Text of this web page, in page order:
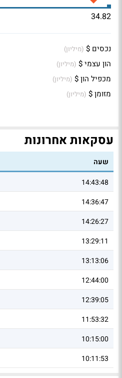
34.82
נכסים $ (מיליון)
הון עצמי $ (מיליון)
מכפיל הון $ (מיליון)
מזומן $ (מיליון)
עסקאות אחרונות
שעה
14:43:48
14:36:47
14:26:27
13:29:11
13:13:06
12:44:00
12:39:05
11:53:32
10:15:00
10:11:53